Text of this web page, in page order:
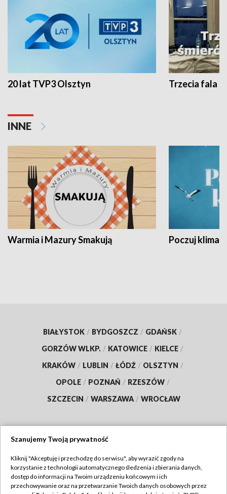
20 lat TVP3 Olsztyn Trzecia fala -
INNE
Warmia i Mazury Smakują Poczuj klimat
BIAŁYSTOK / BYDGOSZCZ / GDAŃSK /
GORZÓW WLKP. / KATOWICE / KIELCE /
KRAKÓW / LUBLIN / ŁÓDŹ / OLSZTYN /
OPOLE / POZNAŃ / RZESZÓW /
SZCZECIN / WARSZAWA / WROCŁAW
TVP
Abonament TVP
Regulamin TVP
Szanujemy Twoją prywatność
Kliknij "Akceptuję i przechodzę do serwisu", aby wyrazić zgody na
korzystanie z technologii automatycznego śledzenia i zbierania danych,
dostęp do informacji na Twoim urządzeniu końcowym i ich
przechowywanie oraz na przetwarzanie Twoich danych osobowych przez